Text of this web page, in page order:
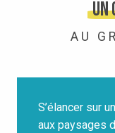
un
AU
S’élancer sur
aux paysages